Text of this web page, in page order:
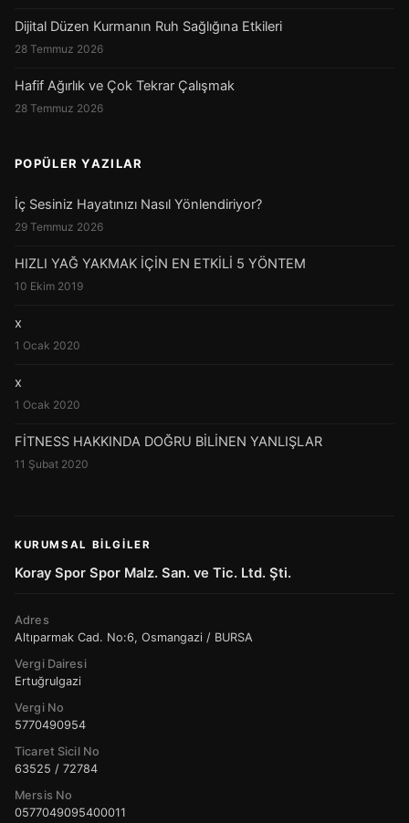
Dijital Düzen Kurmanın Ruh Sağlığına Etkileri
28 Temmuz 2026
Hafif Ağırlık ve Çok Tekrar Çalışmak
28 Temmuz 2026
POPÜLER YAZILAR
İç Sesiniz Hayatınızı Nasıl Yönlendiriyor?
29 Temmuz 2026
HIZLI YAĞ YAKMAK İÇİN EN ETKİLİ 5 YÖNTEM
10 Ekim 2019
x
1 Ocak 2020
x
1 Ocak 2020
FİTNESS HAKKINDA DOĞRU BİLİNEN YANLIŞLAR
11 Şubat 2020
KURUMSAL BILGILER
Koray Spor Spor Malz. San. ve Tic. Ltd. Şti.
Adres
Altıparmak Cad. No:6, Osmangazi / BURSA
Vergi Dairesi
Ertuğrulgazi
Vergi No
5770490954
Ticaret Sicil No
63525 / 72784
Mersis No
0577049095400011